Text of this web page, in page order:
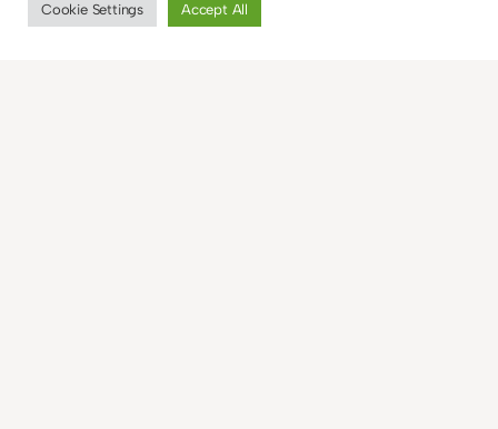
Cookie Settings Accept All